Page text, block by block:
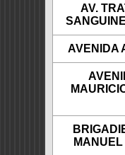
AV.
AVENIDA